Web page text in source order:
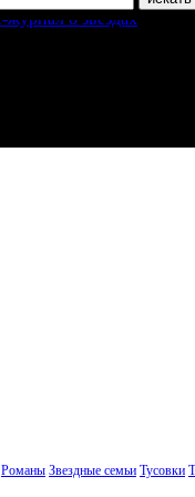
Романы Звездные семьи Тусовки